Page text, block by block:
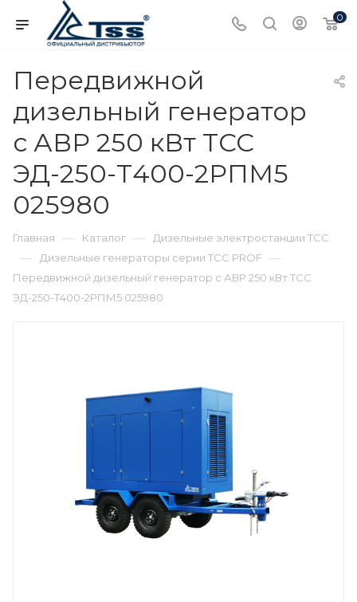
0
Передвижной
дизельный генератор
с АВР 250 кВт ТСС
ЭД-250-Т400-2РПМ5
025980
Главная — Каталог — Дизельные электростанции ТСС
— Дизельные генераторы серии ТСС PROF —
Передвижной дизельный генератор с АВР 250 кВт ТСС
ЭД-250-Т400-2РПМ5 025980